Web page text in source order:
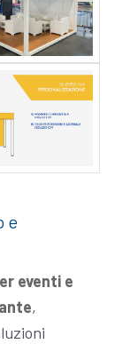
e
eventi e
,